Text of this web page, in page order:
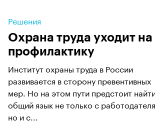
Решения
Охрана труда уходит на
профилактику
Институт охраны труда в России
развивается в сторону превентивных
мер. Но на этом пути предстоит
общий язык не только с
но и с...